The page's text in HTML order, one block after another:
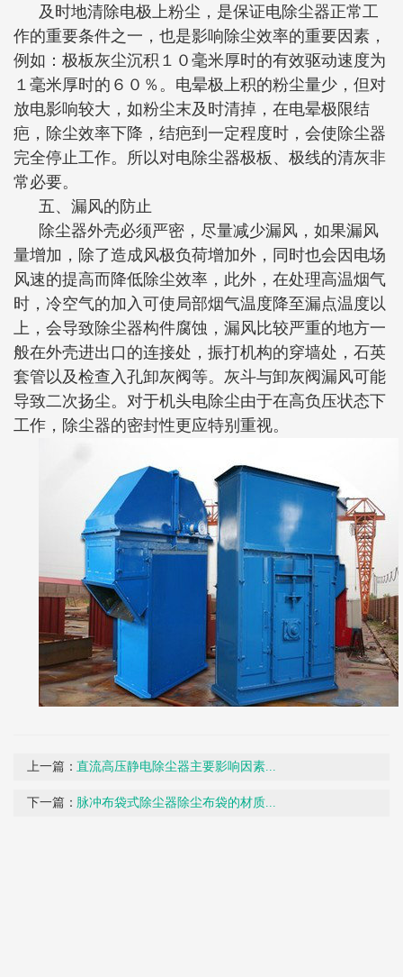
及时地清除电极上粉尘，是保证电除尘器正常工
作的重要条件之一，也是影响除尘效率的重要因素，
例如：极板灰尘沉积１０毫米厚时的有效驱动速度为
１毫米厚时的６０％。电晕极上积的粉尘量少，但对
放电影响较大，如粉尘末及时清掉，在电晕极限结
疤，除尘效率下降，结疤到一定程度时，会使除尘器
完全停止工作。所以对电除尘器极板、极线的清灰非
常必要。
五、漏风的防止
除尘器外壳必须严密，尽量减少漏风，如果漏风
量增加，除了造成风极负荷增加外，同时也会因电场
风速的提高而降低除尘效率，此外，在处理高温烟气
时，冷空气的加入可使局部烟气温度降至漏点温度以
上，会导致除尘器构件腐蚀，漏风比较严重的地方一
般在外壳进出口的连接处，振打机构的穿墙处，石英
套管以及检查入孔卸灰阀等。灰斗与卸灰阀漏风可能
导致二次扬尘。对于机头电除尘由于在高负压状态下
工作，除尘器的密封性更应特别重视。
上一篇：直流高压静电除尘器主要影响因素...
下一篇： 脉冲布袋式除尘器除尘布袋的材质...